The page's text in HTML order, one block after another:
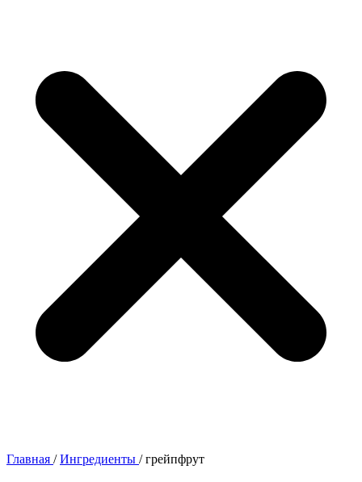
Главная /Ингредиенты /грейпфрут